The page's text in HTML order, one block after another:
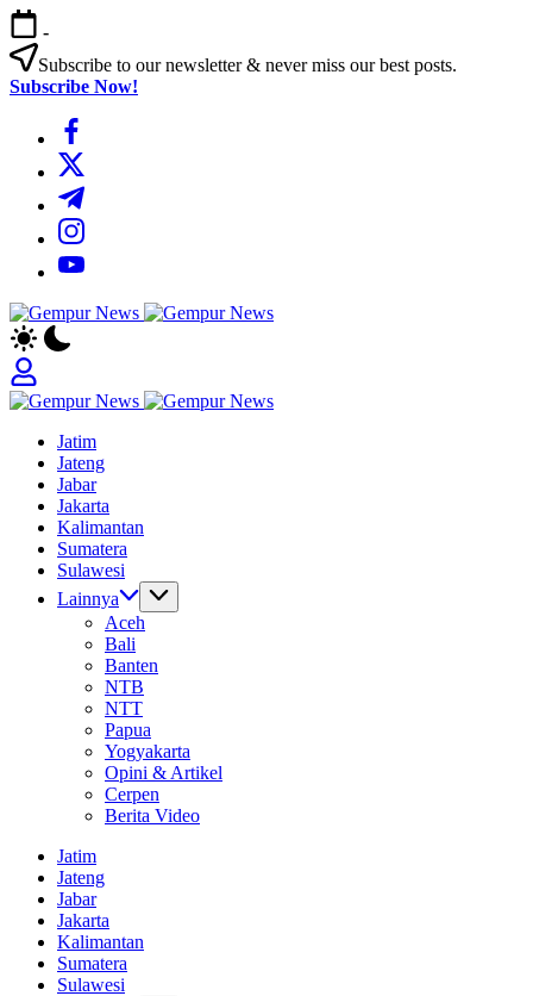
Skip
to
content
-
Subscribe to our newsletter & never miss our best posts.
Subscribe Now!
https://www.facebook.com/
https://twitter.com/
https://t.me/
https://www.instagram.com/
https://youtube.com/
Gempur
Jelajah
Informasi
Dunia
Tanpa
Gempur
Informasi
Dunia
Tanpa
Batas
Jatim
Jateng
Jabar
Jakarta
Kalimantan
Sumatera
Sulawesi
Lainnya
Aceh
Bali
Banten
NTB
NTT
Papua
Yogyakarta
Opini & Artikel
Cerpen
Berita Video
Jatim
Jateng
Jabar
Jakarta
Kalimantan
Sumatera
Sulawesi